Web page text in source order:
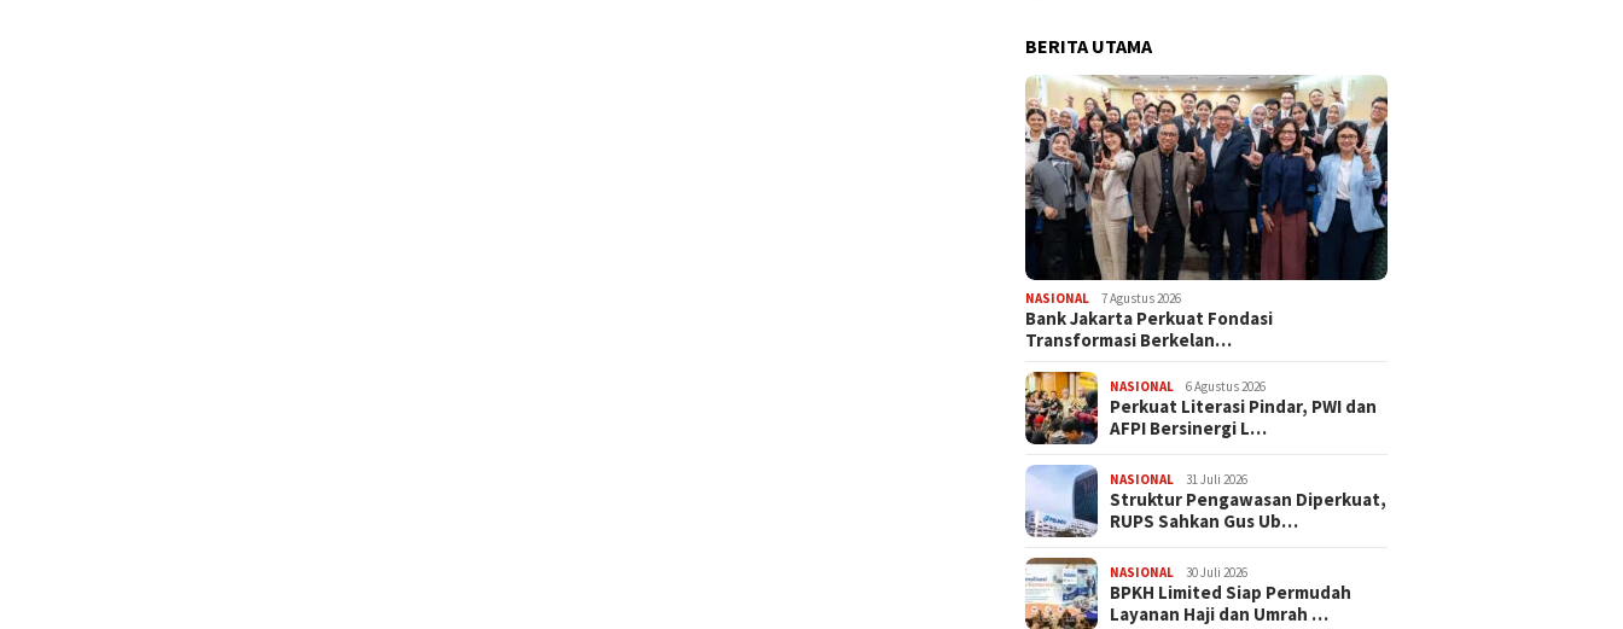
BERITA UTAMA
NASIONAL 7 Agustus 2026
Bank Jakarta Perkuat Fondasi
Transformasi Berkelan…
NASIONAL 6 Agustus 2026
Perkuat Literasi Pindar, PWI dan
AFPI Bersinergi L…
NASIONAL 31 Juli 2026
​Struktur Pengawasan Diperkuat,
RUPS Sahkan Gus Ub…
NASIONAL 30 Juli 2026
BPKH Limited Siap Permudah
Layanan Haji dan Umrah …